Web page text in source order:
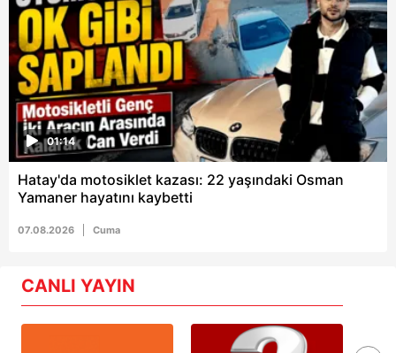
01:14
Hatay'da motosiklet kazası: 22 yaşındaki Osman
Yamaner hayatını kaybetti
07.08.2026 Cuma
CANLI YAYIN